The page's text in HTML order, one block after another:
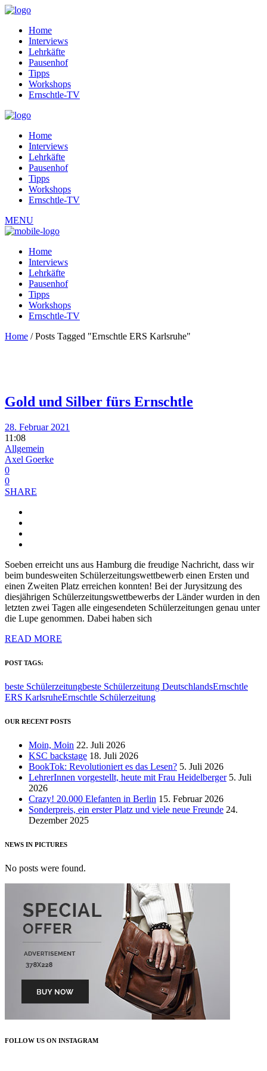
Home
Interviews
Lehrkäfte
Pausenhof
Tipps
Workshops
Ernschtle-TV
Home
Interviews
Lehrkäfte
Pausenhof
Tipps
Workshops
Ernschtle-TV
MENU
Home
Interviews
Lehrkäfte
Pausenhof
Tipps
Workshops
Ernschtle-TV
Home /Posts Tagged "Ernschtle ERS Karlsruhe"
Gold und Silber fürs Ernschtle
28. Februar 2021
11:08
Allgemein
Axel Goerke
0
0
SHARE
Soeben erreicht uns aus Hamburg die freudige Nachricht, dass wir
beim bundesweiten Schülerzeitungswettbewerb einen Ersten und
einen Zweiten Platz erreichen konnten! Bei der Jurysitzung des
diesjährigen Schülerzeitungswettbewerbs der Länder wurden in den
letzten zwei Tagen alle eingesendeten Schülerzeitungen genau unter
die Lupe genommen. Dabei haben sich
READ MORE
POST TAGS:
beste Schülerzeitungbeste Schülerzeitung DeutschlandsErnschtle
ERS KarlsruheErnschtle Schülerzeitung
OUR RECENT POSTS
Moin, Moin 22. Juli 2026
KSC backstage 18. Juli 2026
BookTok: Revolutioniert es das Lesen? 5. Juli 2026
LehrerInnen vorgestellt, heute mit Frau Heidelberger 5. Juli
2026
Crazy! 20.000 Elefanten in Berlin 15. Februar 2026
Sonderpreis, ein erster Platz und viele neue Freunde 24.
Dezember 2025
NEWS IN PICTURES
No posts were found.
FOLLOW US ON INSTAGRAM